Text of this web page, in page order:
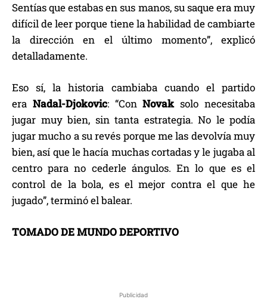
Publicidad
Sentías que estabas en sus manos, su saque era muy
difícil de leer porque tiene la habilidad de cambiarte
la dirección en el último momento”, explicó
detalladamente.
Eso sí, la historia cambiaba cuando el partido
era Nadal-Djokovic: “ConNovaksolo necesitaba
jugar muy bien, sin tanta estrategia. No le podía
jugar mucho a su revés porque me las devolvía muy
bien, así que le hacía muchas cortadas y le jugaba al
centro para no cederle ángulos. En lo que es el
control de la bola, es el mejor contra el que he
jugado”, terminó el balear.
TOMADO DE MUNDO DEPORTIVO